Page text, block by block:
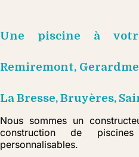
Une piscine à
Remiremont,
La Bresse, Bruyères,
Nous sommes un
construction de piscines
personnalisables.